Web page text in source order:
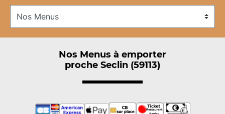
Nos Menus à emporter
proche Seclin (59113)